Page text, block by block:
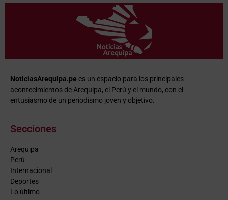
NoticiasArequipa.pe es un espacio para los principales
acontecimientos de Arequipa, el Perú y el mundo, con el
entusiasmo de un periodismo joven y objetivo.
Secciones
Arequipa
Perú
Internacional
Deportes
Lo último